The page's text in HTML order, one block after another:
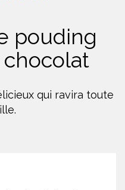
pouding
chocolat
qui ravira toute